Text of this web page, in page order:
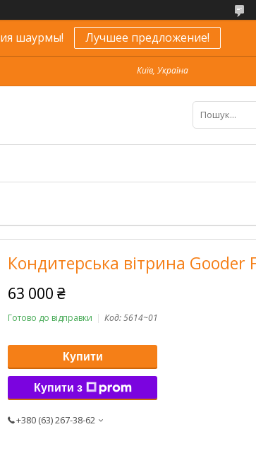
шаурмы! Лучшее предложение!
Київ, Україна
Кондитерська вітрина Gooder
63 000 ₴
Готово до відправки Код:5614~01
Купити
Купити з
+380 (63) 267-38-62